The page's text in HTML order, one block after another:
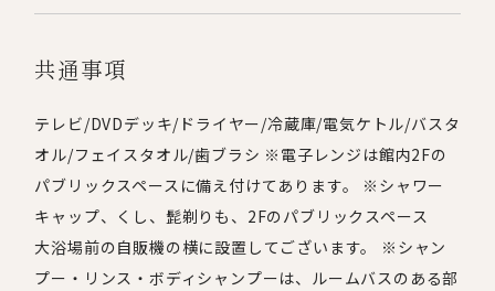
共通事項
テレビ/DVDデッキ/ドライヤー/冷蔵庫/電気ケトル/バスタ
オル/フェイスタオル/歯ブラシ ※電子レンジは館内2Fの
パブリックスペースに備え付けてあります。 ※シャワー
キャップ、くし、髭剃りも、2Fのパブリックスペース
大浴場前の自販機の横に設置してございます。 ※シャン
プー・リンス・ボディシャンプーは、ルームバスのある部